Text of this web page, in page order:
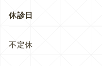
休診日
不定休